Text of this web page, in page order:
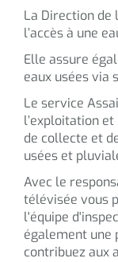
La Direction de
l’accès à une
Elle assure
eaux usées via
Le service
l’exploitation
de collecte et
usées et
Avec le
télévisée vous
l'équipe
également une
contribuez aux